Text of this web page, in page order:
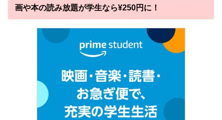
画や本の読み放題が学生なら¥250円に！